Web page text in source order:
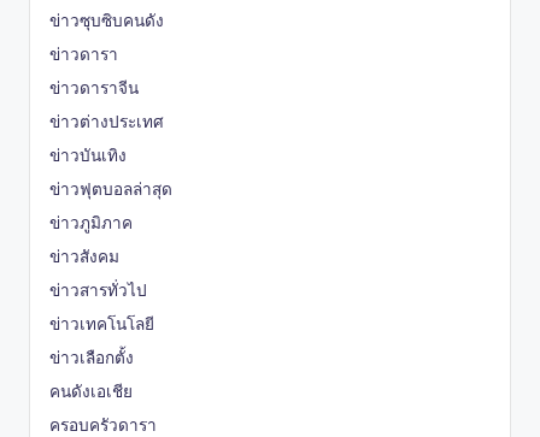
ข่าวซุบซิบคนดัง
ข่าวดารา
ข่าวดาราจีน
ข่าวต่างประเทศ
ข่าวบันเทิง
ข่าวฟุตบอลล่าสุด
ข่าวภูมิภาค
ข่าวสังคม
ข่าวสารทั่วไป
ข่าวเทคโนโลยี
ข่าวเลือกตั้ง
คนดังเอเชีย
ครอบครัวดารา